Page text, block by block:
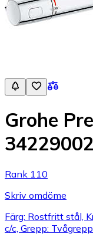
Grohe
Rank 110
Skriv omdöme
Färg: Rostfritt stål,
c/c, Grepp: